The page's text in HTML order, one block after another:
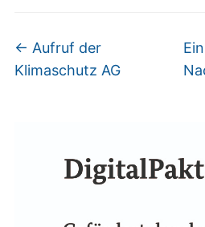
← Aufruf der
Klimaschutz AG